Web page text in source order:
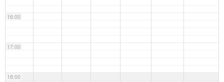
16:00
17:00
18:00